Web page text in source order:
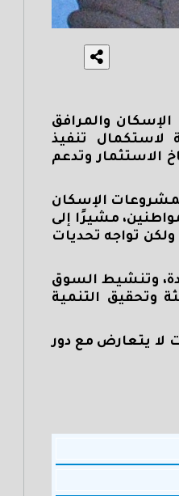
والمرافق
لاستكمال تنفيذ
الاستثمار وتدعم
الإسكان
مشيرًا إلى
تواجه تحديات
وتنشيط السوق
وتحقيق التنمية
لا يتعارض مع دور